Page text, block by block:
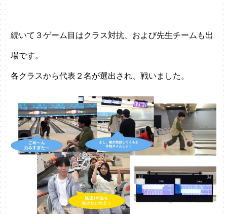
続いて３ゲーム目はクラス対抗、および先生チームも出
場です。
各クラスから代表２名が選出され、戦いました。